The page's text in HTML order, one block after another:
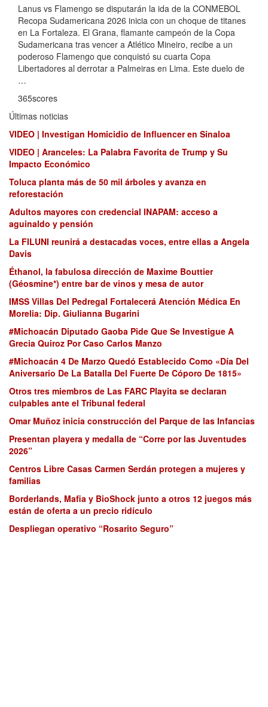
Lanus vs Flamengo se disputarán la ida de la CONMEBOL
Recopa Sudamericana 2026 inicia con un choque de titanes
en La Fortaleza. El Grana, flamante campeón de la Copa
Sudamericana tras vencer a Atlético Mineiro, recibe a un
poderoso Flamengo que conquistó su cuarta Copa
Libertadores al derrotar a Palmeiras en Lima. Este duelo de
…
365scores
Últimas noticias
VIDEO | Investigan Homicidio de Influencer en Sinaloa
VIDEO | Aranceles: La Palabra Favorita de Trump y Su
Impacto Económico
Toluca planta más de 50 mil árboles y avanza en
reforestación
Adultos mayores con credencial INAPAM: acceso a
aguinaldo y pensión
La FILUNI reunirá a destacadas voces, entre ellas a Angela
Davis
Éthanol, la fabulosa dirección de Maxime Bouttier
(Géosmine*) entre bar de vinos y mesa de autor
IMSS Villas Del Pedregal Fortalecerá Atención Médica En
Morelia: Dip. Giulianna Bugarini
#Michoacán Diputado Gaoba Pide Que Se Investigue A
Grecia Quiroz Por Caso Carlos Manzo
#Michoacán 4 De Marzo Quedó Establecido Como «Día Del
Aniversario De La Batalla Del Fuerte De Cóporo De 1815»
Otros tres miembros de Las FARC Playita se declaran
culpables ante el Tribunal federal
Omar Muñoz inicia construcción del Parque de las Infancias
Presentan playera y medalla de “Corre por las Juventudes
2026”
Centros Libre Casas Carmen Serdán protegen a mujeres y
familias
Borderlands, Mafia y BioShock junto a otros 12 juegos más
están de oferta a un precio ridículo
Despliegan operativo “Rosarito Seguro”